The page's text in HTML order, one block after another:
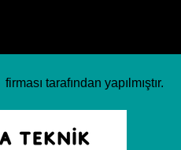
firması tarafından yapılmıştır.